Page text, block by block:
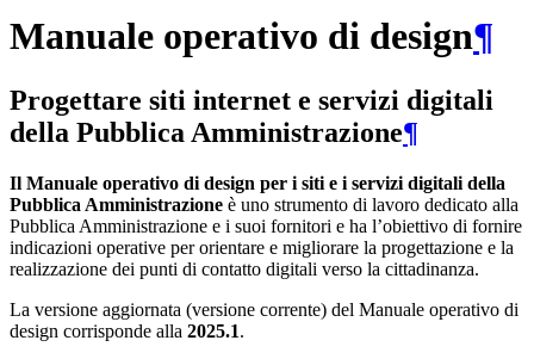
Manuale operativo di design¶
Progettare siti internet e servizi digitali
della Pubblica Amministrazione¶
Il Manuale operativo di design per i siti e i servizi digitali della
Pubblica Amministrazione è uno strumento di lavoro dedicato alla
Pubblica Amministrazione e i suoi fornitori e ha l’obiettivo di fornire
indicazioni operative per orientare e migliorare la progettazione e la
realizzazione dei punti di contatto digitali verso la cittadinanza.
La versione aggiornata (versione corrente) del Manuale operativo di
design corrisponde alla 2025.1.